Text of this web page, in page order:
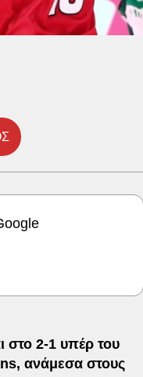
στο 2-1 υπέρ του
ανάμεσα στους